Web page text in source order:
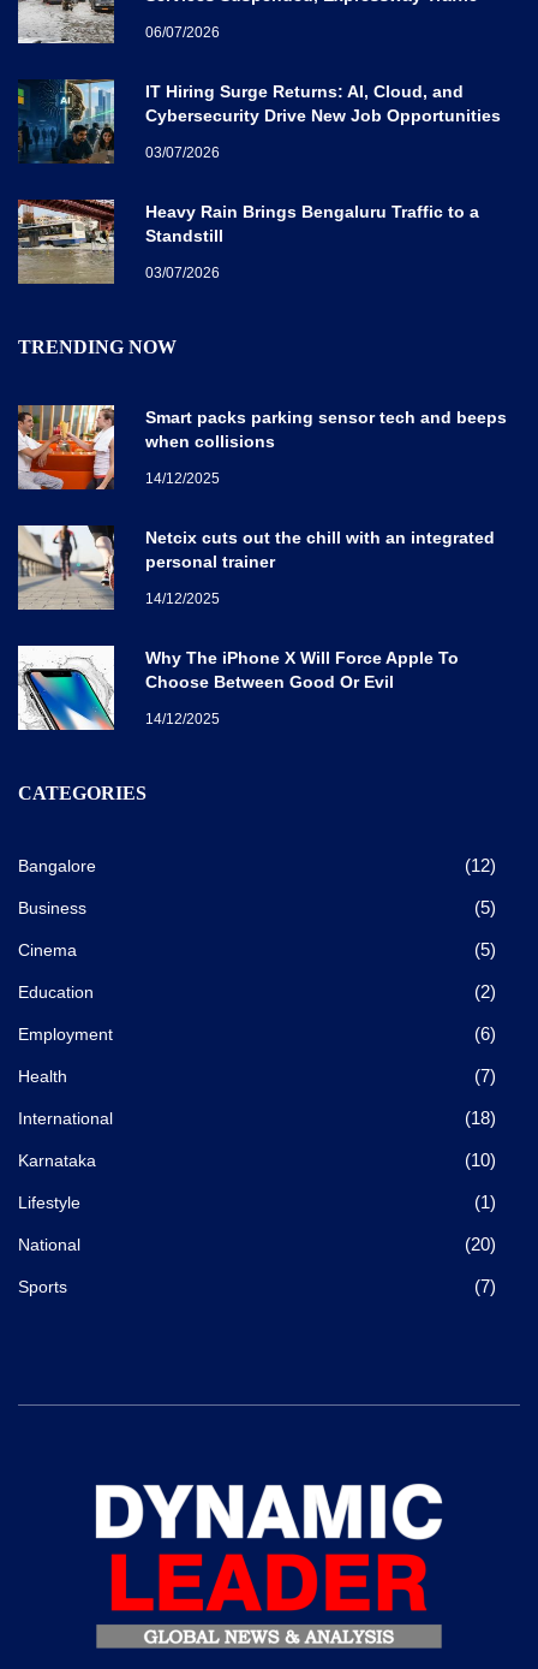
06/07/2026
IT Hiring Surge Returns: AI, Cloud, and
Cybersecurity Drive New Job Opportunities
03/07/2026
Heavy Rain Brings Bengaluru Traffic to a
Standstill
03/07/2026
TRENDING NOW
Smart packs parking sensor tech and beeps
when collisions
14/12/2025
Netcix cuts out the chill with an integrated
personal trainer
14/12/2025
Why The iPhone X Will Force Apple To
Choose Between Good Or Evil
14/12/2025
CATEGORIES
Bangalore (12)
Business (5)
Cinema (5)
Education (2)
Employment (6)
Health (7)
International (18)
Karnataka (10)
Lifestyle (1)
National (20)
Sports (7)